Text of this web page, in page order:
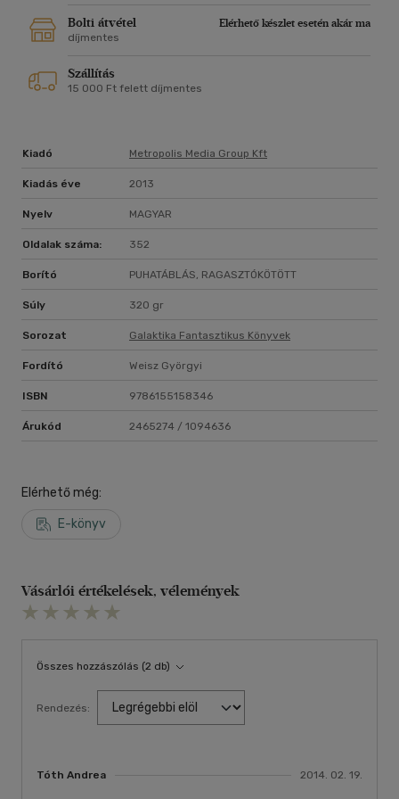
letöltésének színhelyére, a Gyászos-szigetekre. A fedélzeten
megismerkedik egy fiatal fiúval, Marcusszal, akiről sejteni
egy Ige is van a birtokában. Együtt tervelik ki szökésüket,
amelynek sikere az egész világ képét átrajzolhatja.
Bolti átvétel
Elérhető készlet esetén akár ma
díjmentes
Szállítás
15 000 Ft felett díjmentes
Kiadó Metropolis Media Group Kft
Kiadás éve 2013
Nyelv MAGYAR
Oldalak száma: 352
Borító PUHATÁBLÁS, RAGASZTÓKÖTÖTT
Súly 320 gr
Sorozat Galaktika Fantasztikus Könyvek
Fordító Weisz Györgyi
ISBN 9786155158346
Árukód 2465274 / 1094636
Elérhető még:
E-könyv
Vásárlói értékelések, vélemények
Összes hozzászólás (2 db)
Rendezés:
Tóth Andrea 2014. 02. 19.